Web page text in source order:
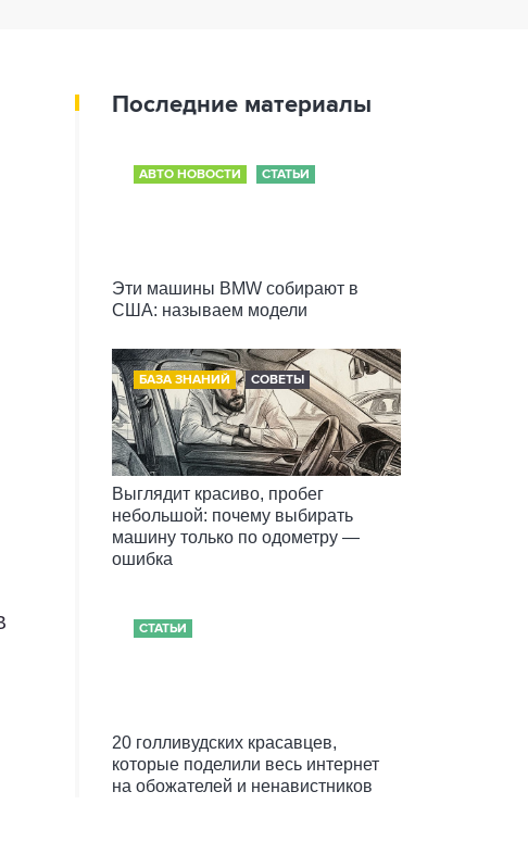
Последние материалы
АВТО НОВОСТИ СТАТЬИ
Эти машины BMW собирают в
США: называем модели
БАЗА ЗНАНИЙ СОВЕТЫ
Выглядит красиво, пробег
небольшой: почему выбирать
машину только по одометру —
ошибка
СТАТЬИ
20 голливудских красавцев,
которые поделили весь интернет
на обожателей и ненавистников